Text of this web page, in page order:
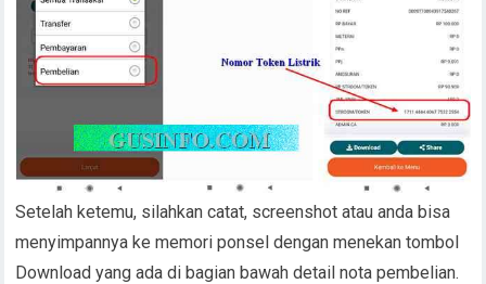
Setelah ketemu, silahkan catat, screenshot atau anda bisa
menyimpannya ke memori ponsel dengan menekan tombol
Download yang ada di bagian bawah detail nota pembelian.